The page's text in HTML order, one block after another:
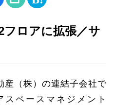
フロアに拡張／サ
（株）の連結子会社で
スペースマネジメント